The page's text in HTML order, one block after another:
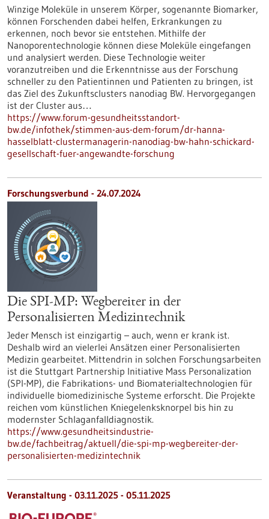
Winzige Moleküle in unserem Körper, sogenannte Biomarker,
können Forschenden dabei helfen, Erkrankungen zu
erkennen, noch bevor sie entstehen. Mithilfe der
Nanoporentechnologie können diese Moleküle eingefangen
und analysiert werden. Diese Technologie weiter
voranzutreiben und die Erkenntnisse aus der Forschung
schneller zu den Patientinnen und Patienten zu bringen, ist
das Ziel des Zukunftsclusters nanodiag BW. Hervorgegangen
ist der Cluster aus…
https://www.forum-gesundheitsstandort-
bw.de/infothek/stimmen-aus-dem-forum/dr-hanna-
hasselblatt-clustermanagerin-nanodiag-bw-hahn-schickard-
gesellschaft-fuer-angewandte-forschung
Forschungsverbund - 24.07.2024
Die SPI-MP: Wegbereiter in der
Personalisierten Medizintechnik
Jeder Mensch ist einzigartig – auch, wenn er krank ist.
Deshalb wird an vielerlei Ansätzen einer Personalisierten
Medizin gearbeitet. Mittendrin in solchen Forschungsarbeiten
ist die Stuttgart Partnership Initiative Mass Personalization
(SPI-MP), die Fabrikations- und Biomaterialtechnologien für
individuelle biomedizinische Systeme erforscht. Die Projekte
reichen vom künstlichen Kniegelenksknorpel bis hin zu
modernster Schlaganfalldiagnostik.
https://www.gesundheitsindustrie-
bw.de/fachbeitrag/aktuell/die-spi-mp-wegbereiter-der-
personalisierten-medizintechnik
Veranstaltung - 03.11.2025 - 05.11.2025